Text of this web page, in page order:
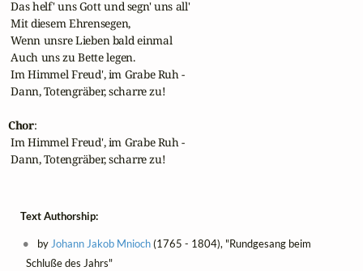
Das helf' uns Gott und segn' uns all'
Mit diesem Ehrensegen,
Wenn unsre Lieben bald einmal
Auch uns zu Bette legen.
Im Himmel Freud', im Grabe Ruh -
Dann, Totengräber, scharre zu!
Chor:
Im Himmel Freud', im Grabe Ruh -
Dann, Totengräber, scharre zu!
Text Authorship:
by Johann Jakob Mnioch(1765 - 1804), "Rundgesang beim
Schluße des Jahrs"